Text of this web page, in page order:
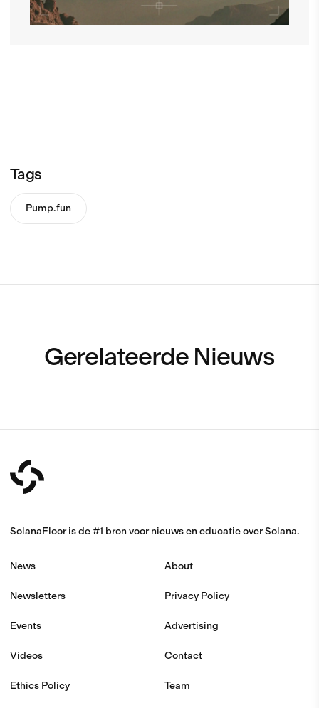
Tags
Pump.fun
Gerelateerde Nieuws
SolanaFloor is de #1 bron voor nieuws en educatie over Solana.
News
Newsletters
Events
Videos
Ethics Policy
About
Privacy Policy
Advertising
Contact
Team